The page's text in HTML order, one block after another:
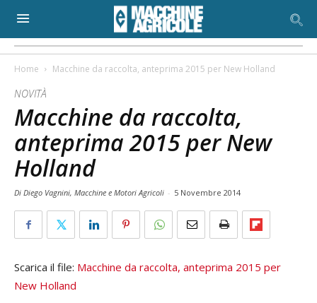
Home Macchine da raccolta, anteprima 2015 per New Holland
NOVITÀ
Macchine da raccolta,
anteprima 2015 per New
Holland
Di Diego Vagnini, Macchine e Motori Agricoli - 5 Novembre 2014
Scarica il file: Macchine da raccolta, anteprima 2015 per
New Holland